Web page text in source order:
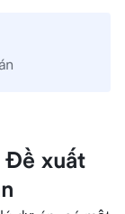
Đề xuất